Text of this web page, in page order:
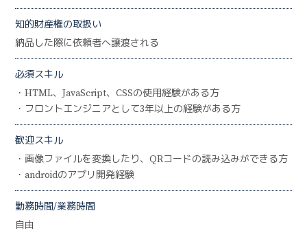
知的財産権の取扱い
納品した際に依頼者へ譲渡される
必須スキル
・HTML、JavaScript、CSSの使用経験がある方
・フロントエンジニアとして3年以上の経験がある方
歓迎スキル
・画像ファイルを変換したり、QRコードの読み込みができる方
・androidのアプリ開発経験
勤務時間/業務時間
自由